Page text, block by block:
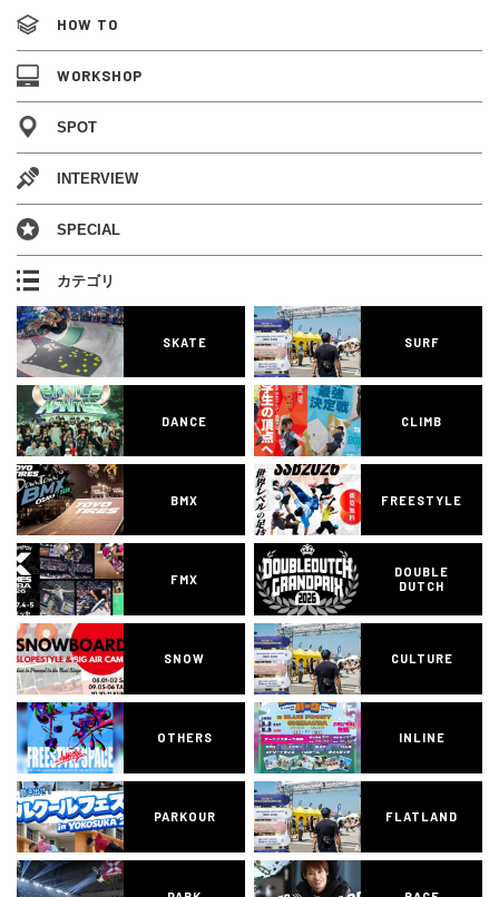
HOW TO
WORKSHOP
SPOT
INTERVIEW
SPECIAL
カテゴリ
SKATE SURF
DANCE CLIMB
BMX FREESTYLE
FMX
DOUBLE
DUTCH
SNOW CULTURE
OTHERS INLINE
PARKOUR FLATLAND